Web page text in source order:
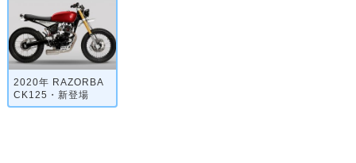
2020年 RAZORBA
CK125・新登場